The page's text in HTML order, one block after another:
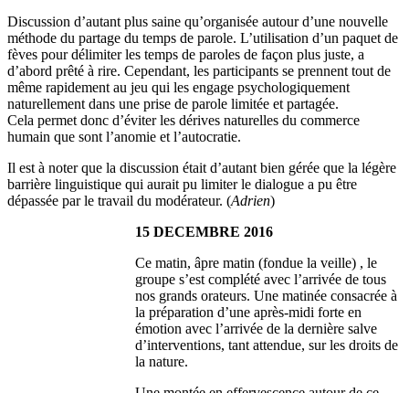
Discussion d’autant plus saine qu’organisée autour d’une nouvelle
méthode du partage du temps de parole. L’utilisation d’un paquet de
fèves pour délimiter les temps de paroles de façon plus juste, a
d’abord prêté à rire. Cependant, les participants se prennent tout de
même rapidement au jeu qui les engage psychologiquement
naturellement dans une prise de parole limitée et partagée.
Cela permet donc d’éviter les dérives naturelles du commerce
humain que sont l’anomie et l’autocratie.
Il est à noter que la discussion était d’autant bien gérée que la légère
barrière linguistique qui aurait pu limiter le dialogue a pu être
dépassée par le travail du modérateur. (Adrien)
15 DECEMBRE 2016
Ce matin, âpre matin (fondue la veille) , le
groupe s’est complété avec l’arrivée de tous
nos grands orateurs. Une matinée consacrée à
la préparation d’une après-midi forte en
émotion avec l’arrivée de la dernière salve
d’interventions, tant attendue, sur les droits de
la nature.